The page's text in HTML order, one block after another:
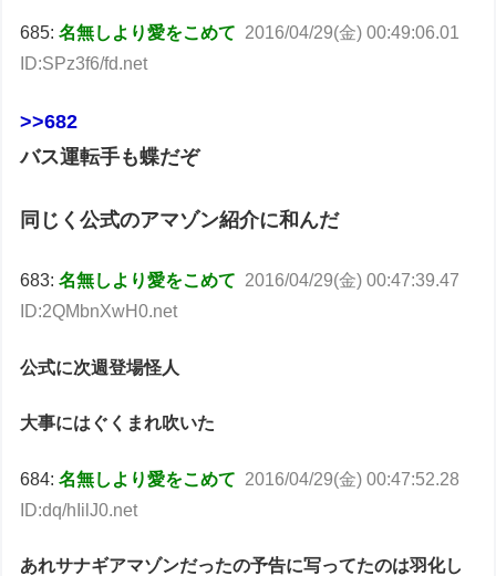
685:名無しより愛をこめて 2016/04/29(金) 00:49:06.01
ID:SPz3f6/fd.net
>>682
バス運転手も蝶だぞ
同じく公式のアマゾン紹介に和んだ
683:名無しより愛をこめて 2016/04/29(金) 00:47:39.47
ID:2QMbnXwH0.net
公式に次週登場怪人
大事にはぐくまれ吹いた
684:名無しより愛をこめて 2016/04/29(金) 00:47:52.28
ID:dq/hIilJ0.net
あれサナギアマゾンだったの予告に写ってたのは羽化し